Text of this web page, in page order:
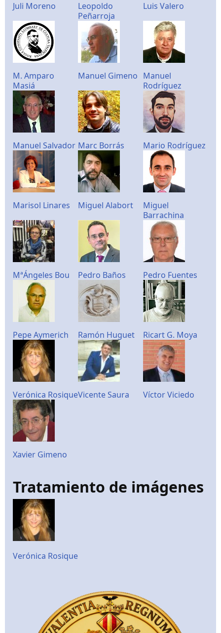
Juli Moreno
Leopoldo
Peñarroja
Luis Valero
M. Amparo
Masiá
Manuel Gimeno Manuel
Rodríguez
Manuel Salvador Marc Borrás Mario Rodríguez
Marisol Linares Miguel Alabort
Miguel
Barrachina
MªÁngeles Bou Pedro Baños Pedro Fuentes
Pepe Aymerich Ramón Huguet Ricart G. Moya
Verónica RosiqueVicente Saura Víctor Viciedo
Xavier Gimeno
Tratamiento de imágenes
Verónica Rosique